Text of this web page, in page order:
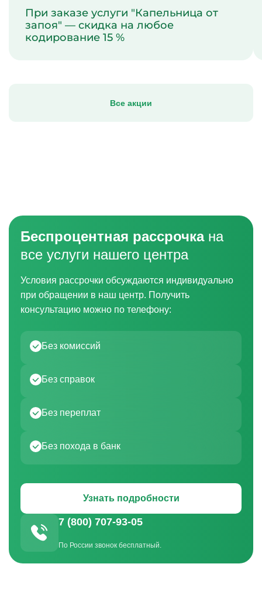
При заказе услуги "Капельница от
запоя" — скидка на любое
кодирование 15 %
Все акции
Беспроцентная рассрочкана
все услуги нашего центра
Условия рассрочки обсуждаются индивидуально
при обращении в наш центр. Получить
консультацию можно по телефону:
Узнать подробности
7 (800) 707-93-05
По России звонок бесплатный.
Без комиссий
Без справок
Без переплат
Без похода в банк